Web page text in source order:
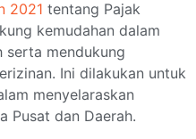
2021 tentang Pajak
kemudahan dalam
serta mendukung
Ini dilakukan untuk
menyelaraskan
Pusat dan Daerah.